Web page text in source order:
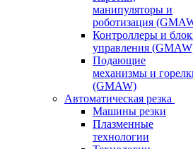
манипуляторы и
роботизация
Контроллеры и
управления
Подающие
механизмы и
(GMAW)
Автоматическая резка
Машины резки
Плазменные
технологии